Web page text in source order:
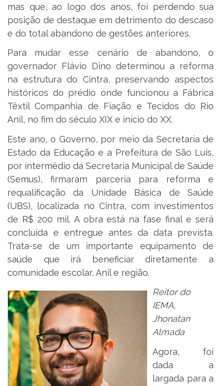
mas que, ao logo dos anos, foi perdendo sua
posição de destaque em detrimento do descaso
e do total abandono de gestões anteriores.
Para mudar esse cenário de abandono, o
governador Flávio Dino determinou a reforma
na estrutura do Cintra, preservando aspectos
históricos do prédio onde funcionou a Fábrica
Têxtil Companhia de Fiação e Tecidos do Rio
Anil, no fim do século XIX e início do XX.
Este ano, o Governo, por meio da Secretaria de
Estado da Educação e a Prefeitura de São Luís,
por intermédio da Secretaria Municipal de Saúde
(Semus), firmaram parceria para reforma e
requalificação da Unidade Básica de Saúde
(UBS), localizada no Cintra, com investimentos
de R$ 200 mil. A obra está na fase final e será
concluída e entregue antes da data prevista.
Trata-se de um importante equipamento de
saúde que irá beneficiar diretamente a
comunidade escolar, Anil e região.
Reitor do
IEMA,
Jhonatan
Almada
Agora, foi
dada a
largada para a